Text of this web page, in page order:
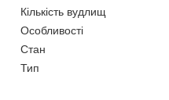
Кількість вудлищ
Особливості
Стан
Тип